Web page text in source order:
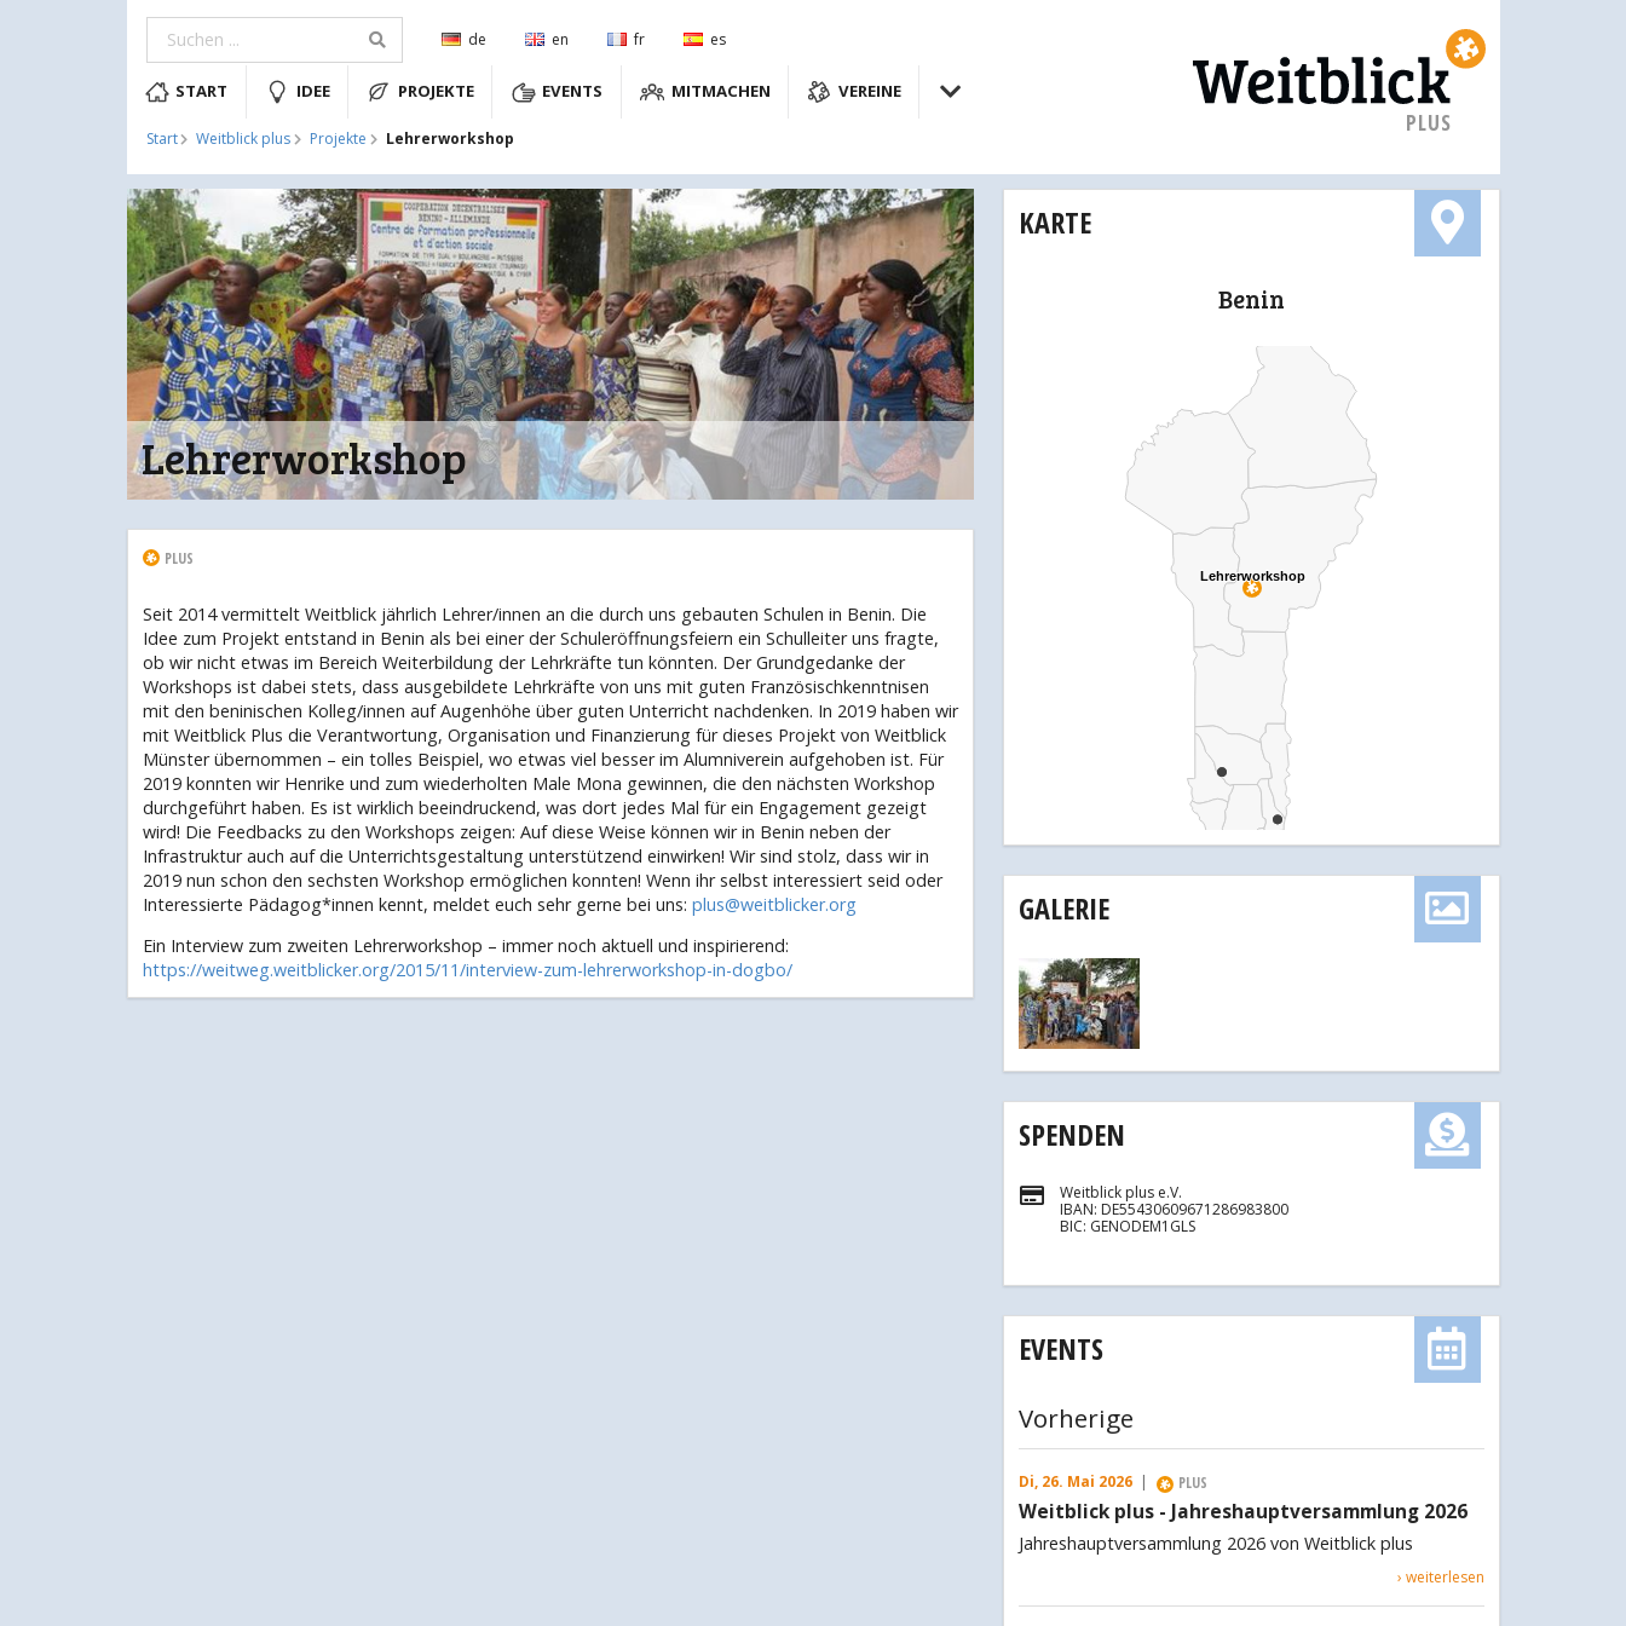
de en fr es
START IDEE PROJEKTE EVENTS MITMACHEN VEREINE
Start Weitblick plus Projekte Lehrerworkshop
PLUS
Lehrerworkshop
PLUS
Seit 2014 vermittelt Weitblick jährlich Lehrer/innen an die durch uns gebauten Schulen in Benin. Die
Idee zum Projekt entstand in Benin als bei einer der Schuleröffnungsfeiern ein Schulleiter uns fragte,
ob wir nicht etwas im Bereich Weiterbildung der Lehrkräfte tun könnten. Der Grundgedanke der
Workshops ist dabei stets, dass ausgebildete Lehrkräfte von uns mit guten Französischkenntnisen
mit den beninischen Kolleg/innen auf Augenhöhe über guten Unterricht nachdenken. In 2019 haben wir
mit Weitblick Plus die Verantwortung, Organisation und Finanzierung für dieses Projekt von Weitblick
Münster übernommen – ein tolles Beispiel, wo etwas viel besser im Alumniverein aufgehoben ist. Für
2019 konnten wir Henrike und zum wiederholten Male Mona gewinnen, die den nächsten Workshop
durchgeführt haben. Es ist wirklich beeindruckend, was dort jedes Mal für ein Engagement gezeigt
wird! Die Feedbacks zu den Workshops zeigen: Auf diese Weise können wir in Benin neben der
Infrastruktur auch auf die Unterrichtsgestaltung unterstützend einwirken! Wir sind stolz, dass wir in
2019 nun schon den sechsten Workshop ermöglichen konnten! Wenn ihr selbst interessiert seid oder
Interessierte Pädagog*innen kennt, meldet euch sehr gerne bei uns: plus@weitblicker.org
Ein Interview zum zweiten Lehrerworkshop – immer noch aktuell und inspirierend:
https://weitweg.weitblicker.org/2015/11/interview-zum-lehrerworkshop-in-dogbo/
KARTE
Benin
Lehrerworkshop
Lehrerworkshop
GALERIE
SPENDEN
Weitblick plus e.V.
IBAN: DE55430609671286983800
BIC: GENODEM1GLS
EVENTS
Vorherige
Di, 26. Mai 2026 | PLUS
Weitblick plus - Jahreshauptversammlung 2026
Jahreshauptversammlung 2026 von Weitblick plus
› weiterlesen